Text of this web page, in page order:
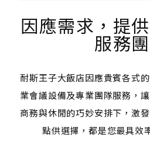
因應需求，提
服務
耐斯王子大飯店因應貴賓各式
業會議設備及專業團隊服務，
商務與休閒的巧妙安排下，激
點供選擇，都是您最具效